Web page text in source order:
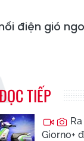
điện gió
TIẾP
Giorno+